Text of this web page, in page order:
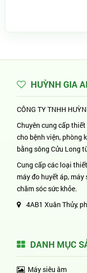
HUỲNH GIA
CÔNG TY TNHH
Chuyên cung cấp
cho bệnh viện, phòng
bằng sông Cửu Long
Cung cấp các loại
máy đo huyết áp,
chăm sóc sức khỏe.
4AB1 Xuân Thủy,
DANH MỤC
Máy siêu âm